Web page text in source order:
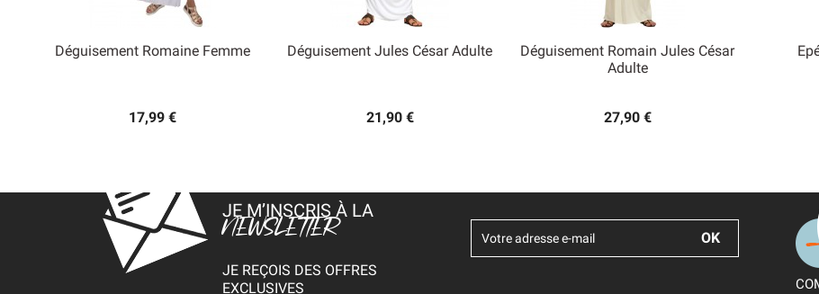
Déguisement Romaine Femme
17,99 €
Déguisement Jules César Adulte
21,90 €
Déguisement Romain Jules César
Adulte
27,90 €
Aperçu rapide
JE M’INSCRIS À LA
NEWSLETTER
JE REÇOIS DES OFFRES
EXCLUSIVES